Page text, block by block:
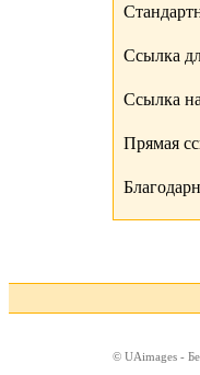
Ссылка
Ссылка
Прямая
© UAimages -